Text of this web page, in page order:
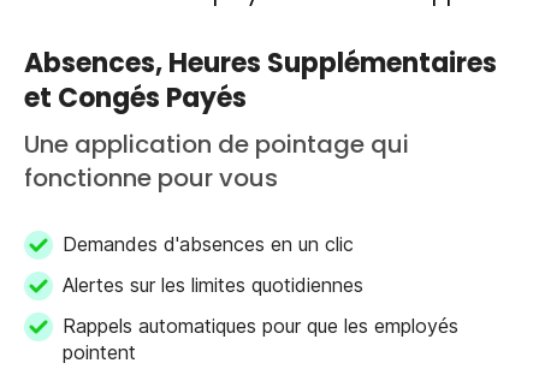
Absences, Heures Supplémentaires
et Congés Payés
Une application de pointage qui
fonctionne pour vous
Demandes d'absences en un clic
Alertes sur les limites quotidiennes
Rappels automatiques pour que les employés
pointent